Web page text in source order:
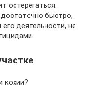
остерегаться.
быстро,
деятельности, не
кохии?